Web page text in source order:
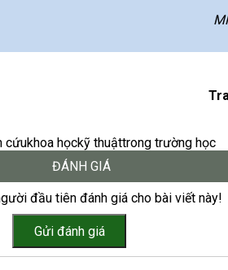
cứukhoa họckỹ thuậttrong trường học
ĐÁNH GIÁ
đầu tiên đánh giá cho bài viết này!